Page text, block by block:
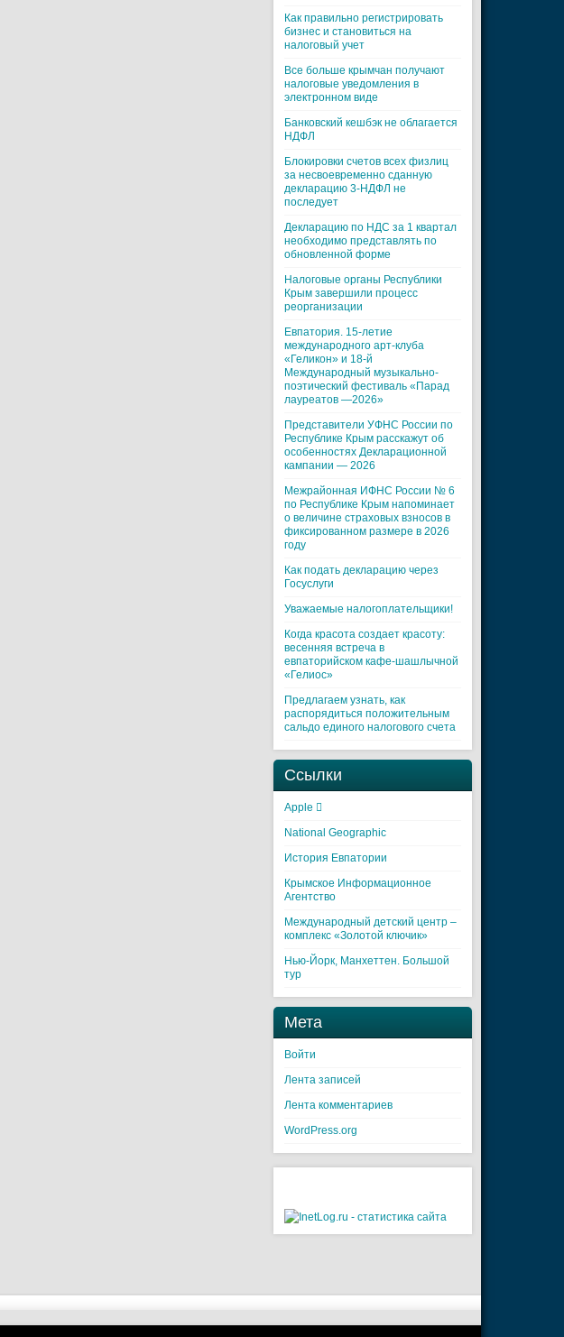
Как правильно регистрировать
бизнес и становиться на
налоговый учет
Все больше крымчан получают
налоговые уведомления в
электронном виде
Банковский кешбэк не облагается
НДФЛ
Блокировки счетов всех физлиц
за несвоевременно сданную
декларацию 3-НДФЛ не
последует
Декларацию по НДС за 1 квартал
необходимо представлять по
обновленной форме
Налоговые органы Республики
Крым завершили процесс
реорганизации
Евпатория. 15-летие
международного арт-клуба
«Геликон» и 18-й
Международный музыкально-
поэтический фестиваль «Парад
лауреатов —2026»
Представители УФНС России по
Республике Крым расскажут об
особенностях Декларационной
кампании — 2026
Межрайонная ИФНС России № 6
по Республике Крым напоминает
о величине страховых взносов в
фиксированном размере в 2026
году
Как подать декларацию через
Госуслуги
Уважаемые налогоплательщики!
Когда красота создает красоту:
весенняя встреча в
евпаторийском кафе-шашлычной
«Гелиос»
Предлагаем узнать, как
распорядиться положительным
сальдо единого налогового счета
Ссылки
Apple 
National Geographic
История Евпатории
Крымское Информационное
Агентство
Международный детский центр –
комплекс «Золотой ключик»
Нью-Йорк, Манхеттен. Большой
тур
Мета
Войти
Лента записей
Лента комментариев
WordPress.org